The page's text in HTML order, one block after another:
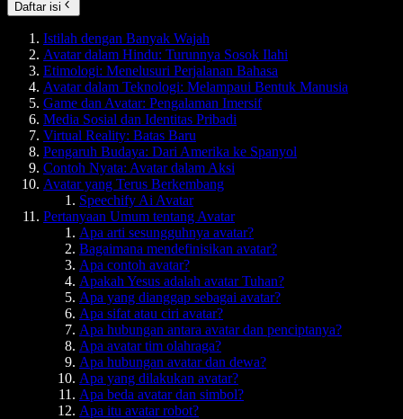
Daftar isi
Istilah dengan Banyak Wajah
Avatar dalam Hindu: Turunnya Sosok Ilahi
Etimologi: Menelusuri Perjalanan Bahasa
Avatar dalam Teknologi: Melampaui Bentuk Manusia
Game dan Avatar: Pengalaman Imersif
Media Sosial dan Identitas Pribadi
Virtual Reality: Batas Baru
Pengaruh Budaya: Dari Amerika ke Spanyol
Contoh Nyata: Avatar dalam Aksi
Avatar yang Terus Berkembang
Speechify Ai Avatar
Pertanyaan Umum tentang Avatar
Apa arti sesungguhnya avatar?
Bagaimana mendefinisikan avatar?
Apa contoh avatar?
Apakah Yesus adalah avatar Tuhan?
Apa yang dianggap sebagai avatar?
Apa sifat atau ciri avatar?
Apa hubungan antara avatar dan penciptanya?
Apa avatar tim olahraga?
Apa hubungan avatar dan dewa?
Apa yang dilakukan avatar?
Apa beda avatar dan simbol?
Apa itu avatar robot?